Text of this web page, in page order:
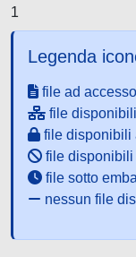
1
Legenda
file ad
file
file disponibili
file disponibili
file sotto
nessun file